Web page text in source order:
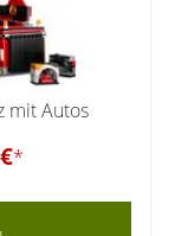
mit Autos
*